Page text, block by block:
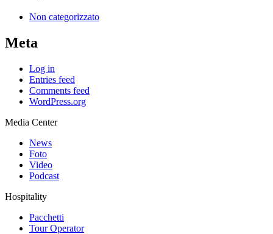
Non categorizzato
Meta
Log in
Entries feed
Comments feed
WordPress.org
Media Center
News
Foto
Video
Podcast
Hospitality
Pacchetti
Tour Operator